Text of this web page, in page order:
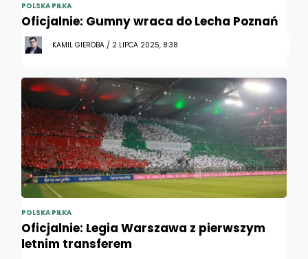
POLSKA PIŁKA
Oficjalnie: Gumny wraca do Lecha Poznań
KAMIL GIEROBA / 2 LIPCA 2025, 8:38
POLSKA PIŁKA
Oficjalnie: Legia Warszawa z pierwszym
letnim transferem